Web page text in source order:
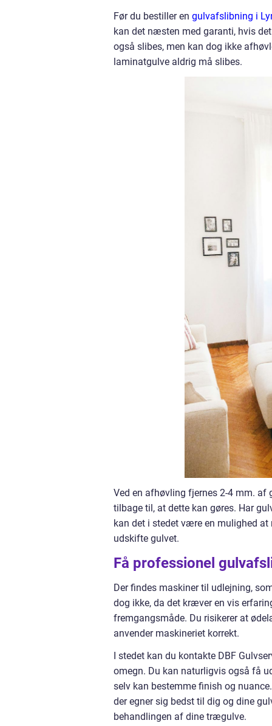
Før du bestiller en gulvafslibning i
kan det næsten med garanti, hvis
også slibes, men kan dog ikke
laminatgulve aldrig må slibes.
Ved en afhøvling fjernes 2-4 mm. af
tilbage til, at dette kan gøres. Har
kan det i stedet være en mulighed
udskifte gulvet.
Få professionel
Der findes maskiner til udlejning,
dog ikke, da det kræver en vis
fremgangsmåde. Du risikerer at
anvender maskineriet korrekt.
I stedet kan du kontakte DBF
omegn. Du kan naturligvis også få
selv kan bestemme finish og
der egner sig bedst til dig og dine
behandlingen af dine trægulve.